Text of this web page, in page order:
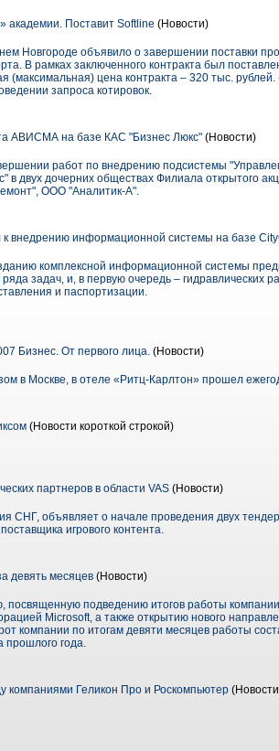
академии. Поставит Softline (Новости)
Новгороде объявило о завершении поставки
В рамках заключенного контракта был
(максимальная) цена контракта – 320 тыс.
запроса котировок.
АВИСМА на базе КАС "Бизнес Люкс" (Новости)
работ по внедрению подсистемы
в двух дочерних обществах Филиала открытого
ООО "Аналитик-А".
к внедрению информационной системы на базе
комплексной информационной системы
задач, и, в первую очередь – гидравлических
и паспортизации.
Бизнес. От первого лица. (Новости)
в Москве, в отеле «Ритц-Карлтон» прошел
(Новости короткой строкой)
партнеров в области VAS (Новости)
СНГ, объявляет о начале проведения двух
игрового контента.
девять месяцев (Новости)
подведению итогов работы
Microsoft, а также открытию нового
компании по итогам девяти месяцев работы
прошлого года.
компаниями Геликон Про и Роскомпьютер